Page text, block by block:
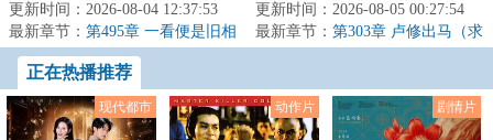
宸穿越成为侯府二公子，却又神
奇与林黛玉互换了身...
更新时间：2026-08-04 12:37:53
最新章节： 第495章 一看便是旧相
识
战，东方既白！前作《我的谍战
岁月》，万订作...
更新时间：2026-08-05 00:27:54
最新章节： 第303章 卢修出马（求
正在热播推荐
现代都市 动作片 剧情片